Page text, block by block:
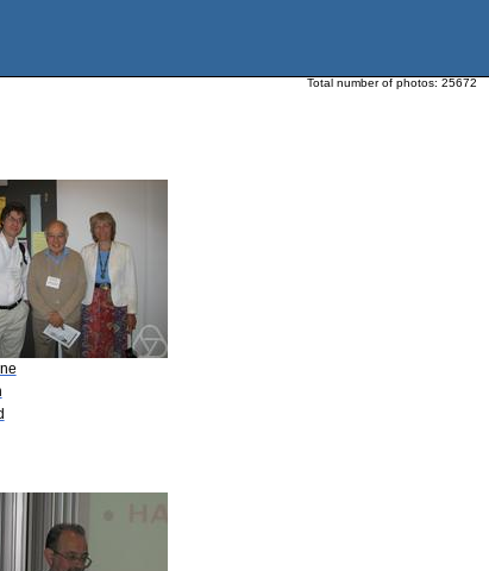
Total number of photos: 25672